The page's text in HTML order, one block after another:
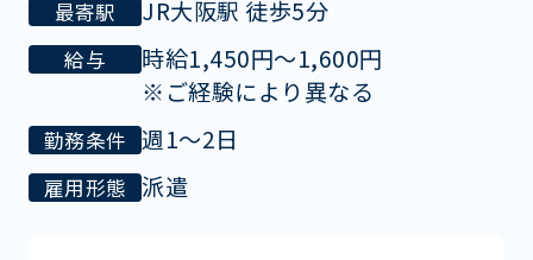
最寄駅 JR大阪駅 徒歩5分
給与
時給1,450円〜1,600円
※ご経験により異なる
勤務条件 週1～2日
雇用形態 派遣